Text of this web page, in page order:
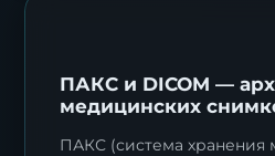
ПАКС и DICOM —
медицинских
ПАКС (система хранения